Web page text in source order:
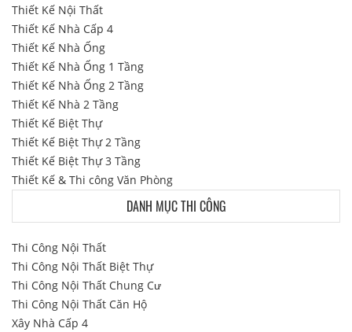
Thiết Kế Nội Thất
Thiết Kế Nhà Cấp 4
Thiết Kế Nhà Ống
Thiết Kế Nhà Ống 1 Tầng
Thiết Kế Nhà Ống 2 Tầng
Thiết Kế Nhà 2 Tầng
Thiết Kế Biệt Thự
Thiết Kế Biệt Thự 2 Tầng
Thiết Kế Biệt Thự 3 Tầng
Thiết Kế & Thi công Văn Phòng
DANH MỤC THI CÔNG
Thi Công Nội Thất
Thi Công Nội Thất Biệt Thự
Thi Công Nội Thất Chung Cư
Thi Công Nội Thất Căn Hộ
Xây Nhà Cấp 4